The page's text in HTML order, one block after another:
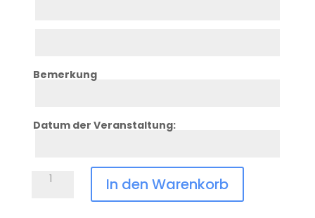
Bemerkung
Datum der Veranstaltung:
Glas-
In den Warenkorb